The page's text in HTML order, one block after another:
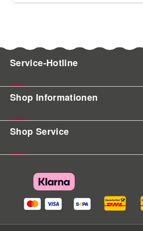
Service-Hotline
Shop Informationen
Shop Service